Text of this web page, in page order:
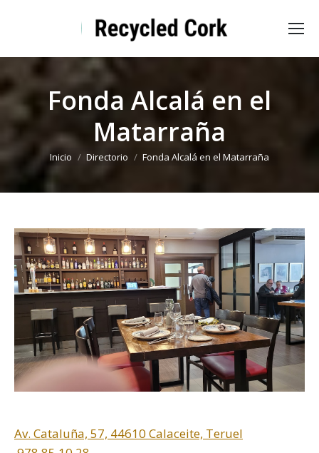
Fonda Alcalá en el
Matarraña
Estás aquí:
Inicio Directorio Fonda Alcalá en el Matarraña
Av. Cataluña, 57, 44610 Calaceite, Teruel